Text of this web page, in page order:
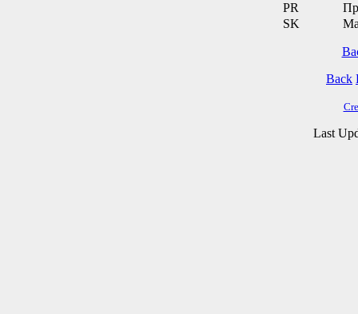
PR
SK
Back
Last